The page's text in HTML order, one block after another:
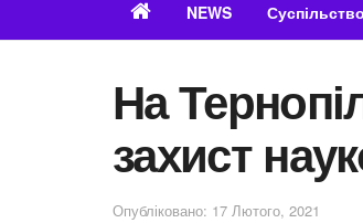
NEWS Суспільство
На
захист
Опубліковано: 17 Лютого, 2021